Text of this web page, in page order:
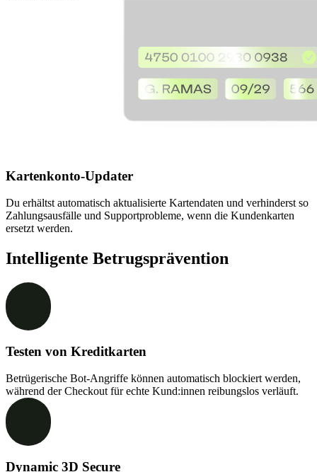
Kartenkonto-Updater
Du erhältst automatisch aktualisierte Kartendaten und verhinderst so
Zahlungsausfälle und Supportprobleme, wenn die Kundenkarten
ersetzt werden.
Intelligente Betrugsprävention
Testen von Kreditkarten
Betrügerische Bot-Angriffe können automatisch blockiert werden,
während der Checkout für echte Kund:innen reibungslos verläuft.
Dynamic 3D Secure